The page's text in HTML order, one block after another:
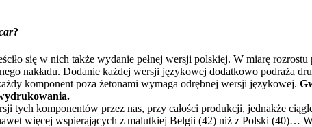
?
się w nich także wydanie pełnej wersji polskiej. W miarę
nakładu. Dodanie każdej wersji językowej dodatkowo podraża
komponent poza żetonami wymaga odrębnej wersji językowej.
tych komponentów przez nas, przy całości produkcji, jednakże
więcej wspierających z malutkiej Belgii (42) niż z Polski (40)…